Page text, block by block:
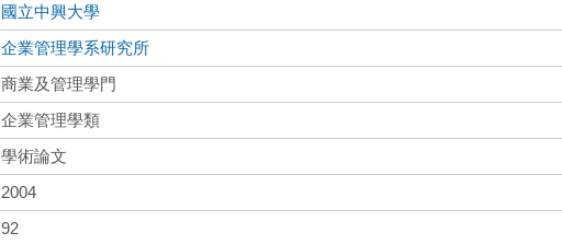
國立中興大學
企業管理學系研究所
商業及管理學門
企業管理學類
學術論文
2004
92